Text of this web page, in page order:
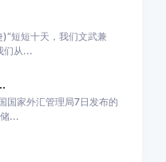
短短十天，我们文武兼
们从...
家外汇管理局7日发布的
...